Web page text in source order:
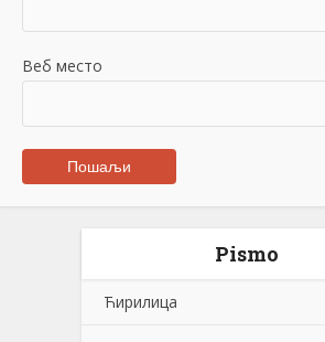
Веб место
Pismo
Ћирилица